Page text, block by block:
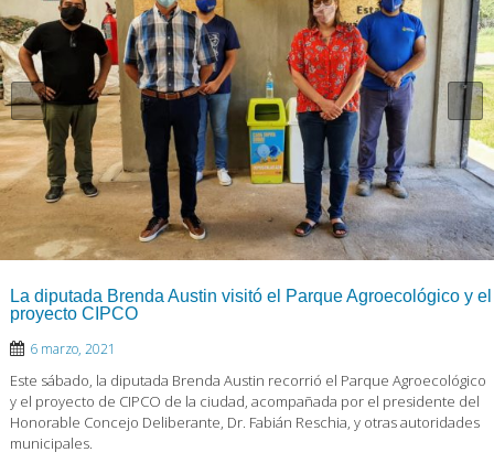
La diputada Brenda Austin visitó el Parque Agroecológico y el
proyecto CIPCO
6 marzo, 2021
Este sábado, la diputada Brenda Austin recorrió el Parque Agroecológico
y el proyecto de CIPCO de la ciudad, acompañada por el presidente del
Honorable Concejo Deliberante, Dr. Fabián Reschia, y otras autoridades
municipales.